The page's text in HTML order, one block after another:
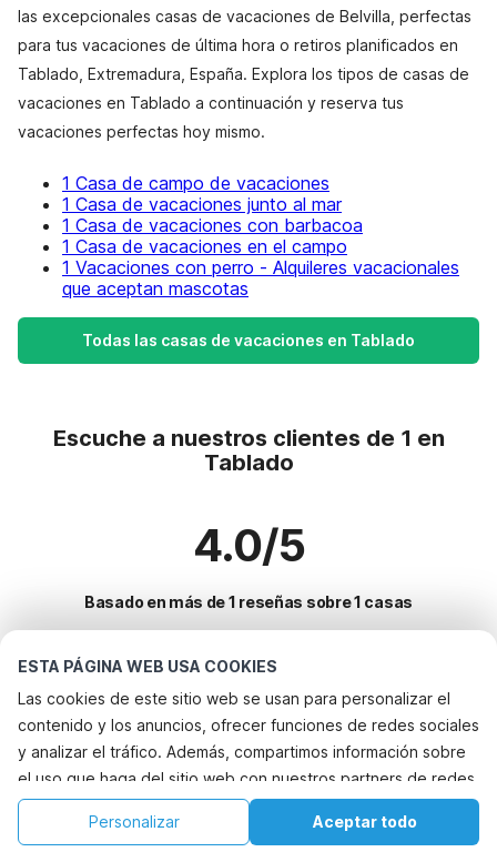
ESTA PÁGINA WEB USA COOKIES
Las cookies de este sitio web se usan para personalizar el
contenido y los anuncios, ofrecer funciones de redes sociales
y analizar el tráfico. Además, compartimos información sobre
el uso que haga del sitio web con nuestros partners de redes
sociales, publicidad y análisis web, quienes pueden
combinarla con otra información que les haya proporcionado
Aceptar todo
Personalizar
las excepcionales casas de vacaciones de Belvilla, perfectas
para tus vacaciones de última hora o retiros planificados en
Tablado, Extremadura, España. Explora los tipos de casas de
vacaciones en Tablado a continuación y reserva tus
vacaciones perfectas hoy mismo.
1 Casa de campo de vacaciones
1 Casa de vacaciones junto al mar
1 Casa de vacaciones con barbacoa
1 Casa de vacaciones en el campo
1 Vacaciones con perro - Alquileres vacacionales
que aceptan mascotas
Todas las casas de vacaciones en Tablado
Escuche a nuestros clientes de 1 en
Tablado
4.0/5
Basado en más de 1 reseñas sobre 1 casas
Destinos más populares para vacaciones
Ciudades con los mejores servicios para vacaciones
Alquileres vacacionales para familias con niños olzheim
Casa de vacaciones con piscina la-redondela
Casa de vacaciones en parque de atracciones herrera-de-alcantara
Servicios populares para vacaciones en Tablado
Casa de campo de vacaciones
Casa de vacaciones junto al mar
Ciudades populares para vacaciones en Extremadura
Inicio Lista de deseos Reservas Cuenta